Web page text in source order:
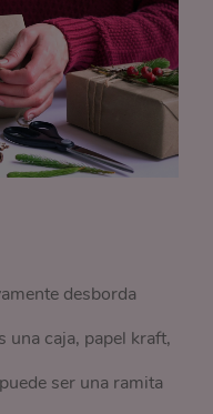
desborda
una caja, papel kraft,
ser una ramita